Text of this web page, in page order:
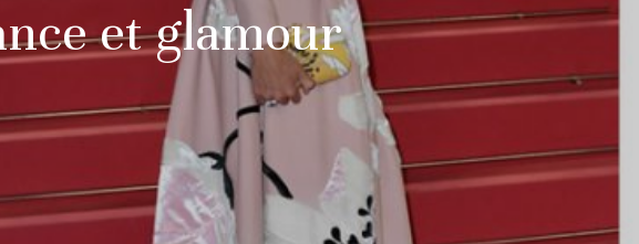
et glamour